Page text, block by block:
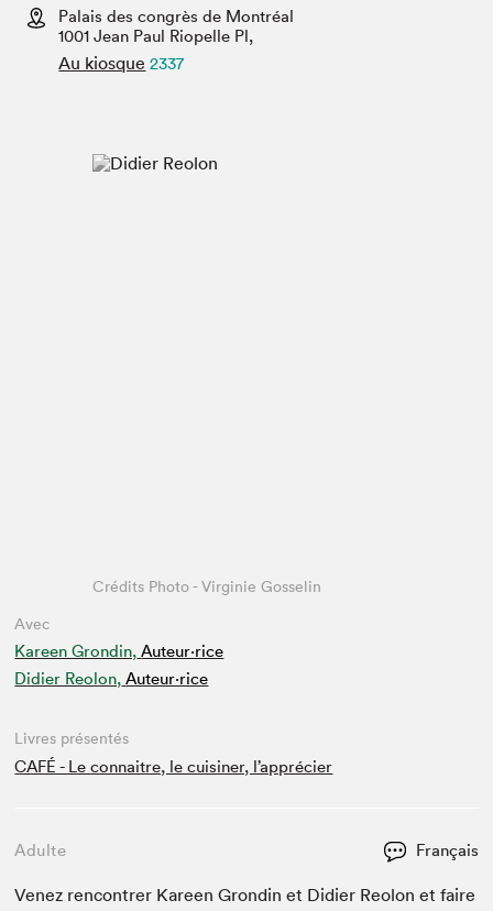
Espace médias
Palais des congrès de Montréal
1001 Jean Paul Riopelle Pl,
Au kiosque 2337
Avec
Kareen Grondin, Auteur·rice
Didier Reolon, Auteur·rice
Crédits Photo - Virginie Gosselin
Livres présentés
CAFÉ - Le connaitre, le cuisiner, l’apprécier
Adulte Français
Venez ren­con­tr­er Kareen Grondin et Didi­er Reolon et faire